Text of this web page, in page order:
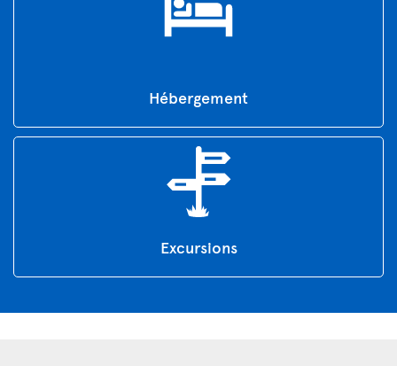
Hébergement
Excursions